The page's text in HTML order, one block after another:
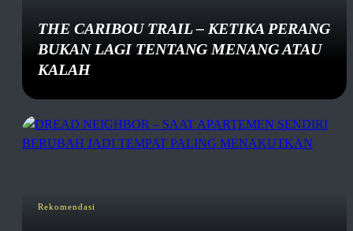
THE CARIBOU TRAIL – KETIKA PERANG
BUKAN LAGI TENTANG MENANG ATAU
KALAH
Rekomendasi